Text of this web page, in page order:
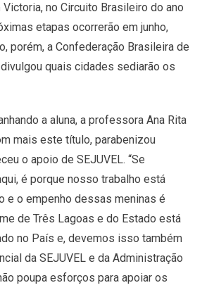
no Circuito Brasileiro do ano
etapas ocorrerão em junho,
porém, a Confederação Brasileira de
quais cidades sediarão os
a aluna, a professora Ana Rita
mais este título, parabenizou
o apoio de SEJUVEL. “Se
é porque nosso trabalho está
e o empenho dessas meninas é
de Três Lagoas e do Estado está
no País e, devemos isso também
da SEJUVEL e da Administração
poupa esforços para apoiar os